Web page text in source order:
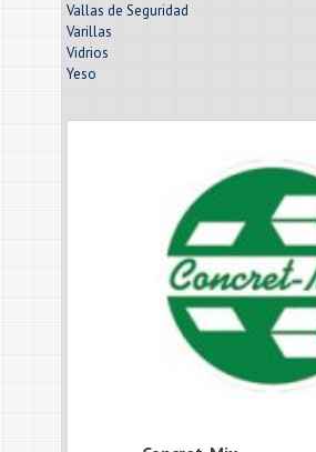
Vallas de Seguridad
Varillas
Vidrios
Yeso